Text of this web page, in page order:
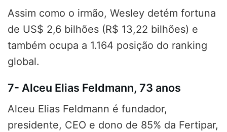
Assim como o irmão, Wesley detém fortuna
de US$ 2,6 bilhões (R$ 13,22 bilhões) e
também ocupa a 1.164 posição do ranking
global.
7- Alceu Elias Feldmann, 73 anos
Alceu Elias Feldmann é fundador,
presidente, CEO e dono de 85% da Fertipar,